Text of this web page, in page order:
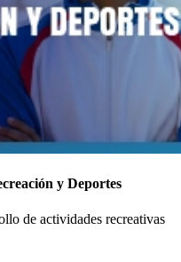
y Deportes
de actividades recreativas